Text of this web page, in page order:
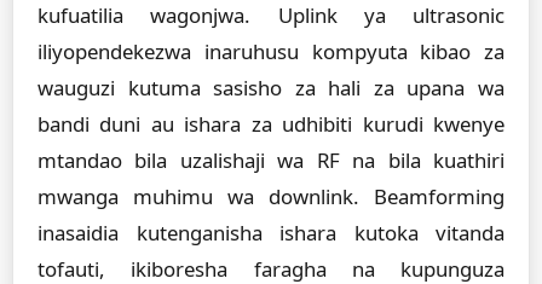
kufuatilia wagonjwa. Uplink ya ultrasonic
iliyopendekezwa inaruhusu kompyuta kibao za
wauguzi kutuma sasisho za hali za upana wa
bandi duni au ishara za udhibiti kurudi kwenye
mtandao bila uzalishaji wa RF na bila kuathiri
mwanga muhimu wa downlink. Beamforming
inasaidia kutenganisha ishara kutoka vitanda
tofauti, ikiboresha faragha na kupunguza